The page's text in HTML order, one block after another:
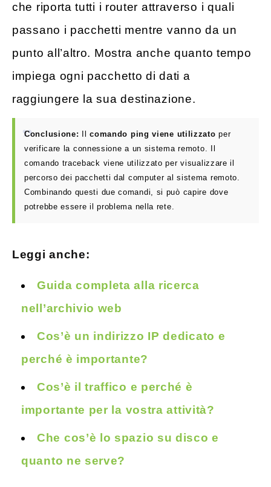
che riporta tutti i router attraverso i quali
passano i pacchetti mentre vanno da un
punto all’altro. Mostra anche quanto tempo
impiega ogni pacchetto di dati a
raggiungere la sua destinazione.
Conclusione: Ilcomando ping viene utilizzato per
verificare la connessione a un sistema remoto. Il
comando traceback viene utilizzato per visualizzare il
percorso dei pacchetti dal computer al sistema remoto.
Combinando questi due comandi, si può capire dove
potrebbe essere il problema nella rete.
Leggi anche:
Guida completa alla ricerca
nell’archivio web
Cos’è un indirizzo IP dedicato e
perché è importante?
Cos’è il traffico e perché è
importante per la vostra attività?
Che cos’è lo spazio su disco e
quanto ne serve?